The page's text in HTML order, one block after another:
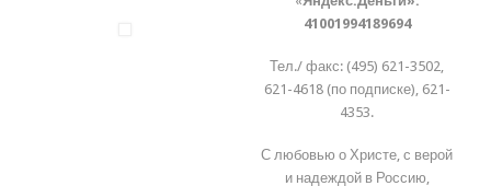
41001994189694
Тел./ факс: (495) 621-3502,
621-4618 (по подписке), 621-
4353.
С любовью о Христе, с верой
и надеждой в Россию,